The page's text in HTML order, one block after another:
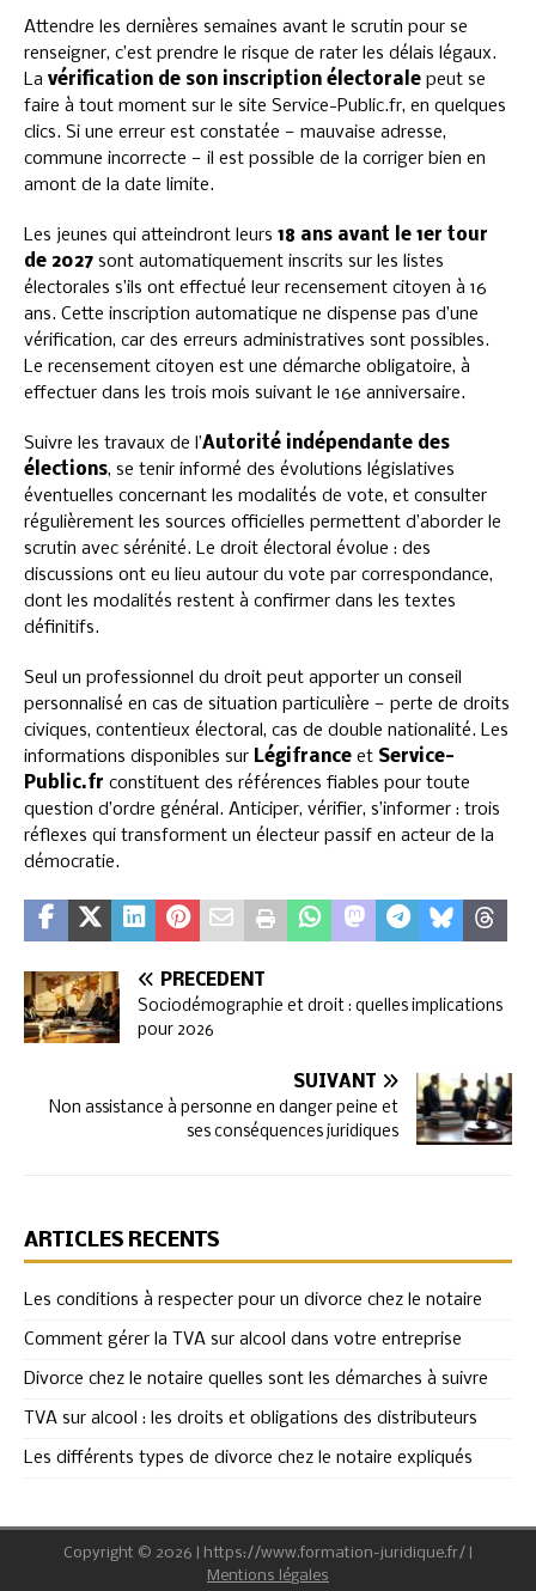
Attendre les dernières semaines avant le scrutin pour se
renseigner, c’est prendre le risque de rater les délais légaux.
La vérification de son inscription électorale peut se
faire à tout moment sur le site Service-Public.fr, en quelques
clics. Si une erreur est constatée — mauvaise adresse,
commune incorrecte — il est possible de la corriger bien en
amont de la date limite.
Les jeunes qui atteindront leurs 18 ans avant le 1er tour
de 2027 sont automatiquement inscrits sur les listes
électorales s’ils ont effectué leur recensement citoyen à 16
ans. Cette inscription automatique ne dispense pas d’une
vérification, car des erreurs administratives sont possibles.
Le recensement citoyen est une démarche obligatoire, à
effectuer dans les trois mois suivant le 16e anniversaire.
Suivre les travaux de l’Autorité indépendante des
élections, se tenir informé des évolutions législatives
éventuelles concernant les modalités de vote, et consulter
régulièrement les sources officielles permettent d’aborder le
scrutin avec sérénité. Le droit électoral évolue : des
discussions ont eu lieu autour du vote par correspondance,
dont les modalités restent à confirmer dans les textes
définitifs.
Seul un professionnel du droit peut apporter un conseil
personnalisé en cas de situation particulière — perte de droits
civiques, contentieux électoral, cas de double nationalité. Les
informations disponibles sur Légifrance et Service-
Public.fr constituent des références fiables pour toute
question d’ordre général. Anticiper, vérifier, s’informer : trois
réflexes qui transforment un électeur passif en acteur de la
démocratie.
PRÉCÉDENT
Sociodémographie et droit : quelles implications
pour 2026
SUIVANT
Non assistance à personne en danger peine et
ses conséquences juridiques
ARTICLES RÉCENTS
Les conditions à respecter pour un divorce chez le notaire
Comment gérer la TVA sur alcool dans votre entreprise
Divorce chez le notaire quelles sont les démarches à suivre
TVA sur alcool : les droits et obligations des distributeurs
Les différents types de divorce chez le notaire expliqués
Copyright © 2026 | https://www.formation-juridique.fr/
Mentions légales